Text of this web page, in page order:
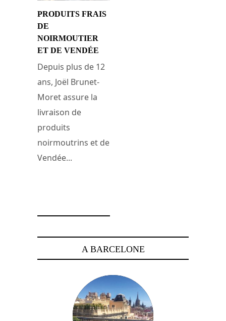
PRODUITS FRAIS
DE
NOIRMOUTIER
ET DE VENDÉE
Depuis plus de 12
ans, Joël Brunet-
Moret assure la
livraison de
produits
noirmoutrins et de
Vendée...
A BARCELONE